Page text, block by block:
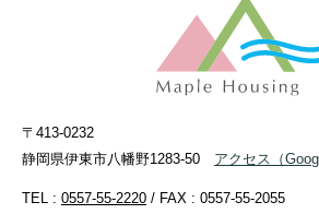
〒413-0232
静岡県伊東市八幡野1283-50
アクセス （
TEL : 0557-55-2220 / FAX : 0557-55-2055